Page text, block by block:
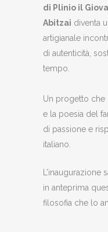
di Plinio il
Abitzai diventa
artigianale
di autenticità,
tempo.
Un progetto che
e la poesia del
di passione e
italiano.
in anteprima
filosofia che lo